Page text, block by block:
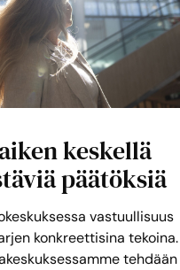
keskellä
päätöksiä
vastuullisuus
konkreettisina tekoina.
tehdään